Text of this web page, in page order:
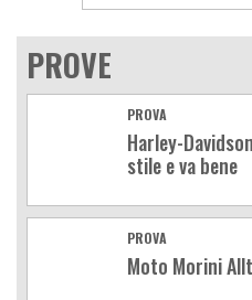
PROVE
PROVA
Harley-
stile e va bene
PROVA
Moto Morini